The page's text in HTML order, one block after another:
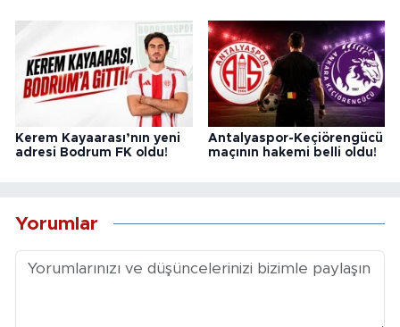
Kerem Kayaarası’nın yeni
adresi Bodrum FK oldu!
Antalyaspor-Keçiörengücü
maçının hakemi belli oldu!
Yorumlar